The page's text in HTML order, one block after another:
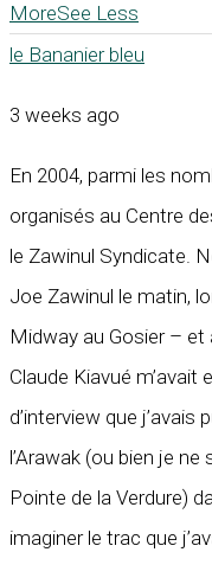
MoreSee Less
le Bananier bleu
3 weeks ago
En 2004, parmi les
organisés au Centre
le Zawinul Syndicate.
Joe Zawinul le matin,
Midway au Gosier – et
Claude Kiavué m’avait
d’interview que j’avais
l’Arawak (ou bien je
Pointe de la Verdure)
imaginer le trac que